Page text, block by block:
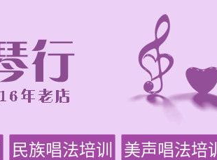
民族唱法培训 美声唱法培训